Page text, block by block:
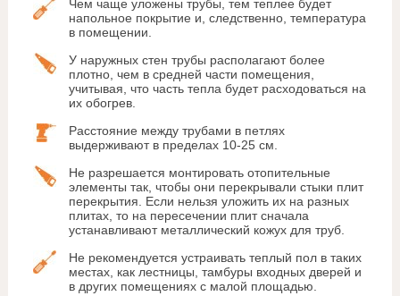
Чем чаще уложены трубы, тем теплее будет
напольное покрытие и, следственно, температура
в помещении.
У наружных стен трубы располагают более
плотно, чем в средней части помещения,
учитывая, что часть тепла будет расходоваться на
их обогрев.
Расстояние между трубами в петлях
выдерживают в пределах 10-25 см.
Не разрешается монтировать отопительные
элементы так, чтобы они перекрывали стыки плит
перекрытия. Если нельзя уложить их на разных
плитах, то на пересечении плит сначала
устанавливают металлический кожух для труб.
Не рекомендуется устраивать теплый пол в таких
местах, как лестницы, тамбуры входных дверей и
в других помещениях с малой площадью.